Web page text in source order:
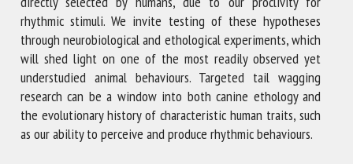
rhythmic stimuli. We invite testing of these hypotheses
through neurobiological and ethological experiments, which
will shed light on one of the most readily observed yet
understudied animal behaviours. Targeted tail wagging
research can be a window into both canine ethology and
the evolutionary history of characteristic human traits, such
as our ability to perceive and produce rhythmic behaviours.